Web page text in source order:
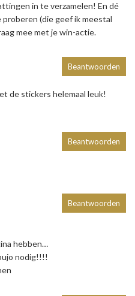
in te verzamelen! En dé
(die geef ik meestal
mee met je win-actie.
de stickers helemaal leuk!
Beantwoorden
Beantwoorden
hebben…
nodig!!!!
Beantwoorden